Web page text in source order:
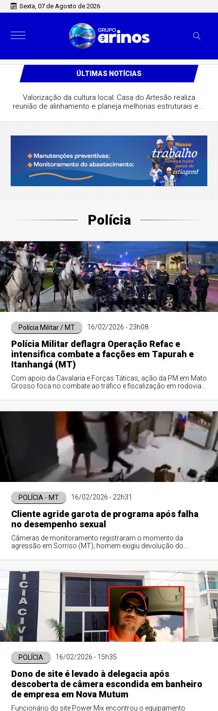
Sexta, 07 de Agosto de 2026
ÚLTIMAS NOTÍCIAS
Valorização da cultura local: Casa do Artesão realiza
reunião de alinhamento e planeja melhorias estruturais em
Polícia
Polícia Militar / MT 16/02/2026 - 23h08
Polícia Militar deflagra Operação Refac e
intensifica combate a facções em Tapurah e
Itanhangá (MT)
Com apoio da Cavalaria e Forças Táticas, ação da PM em Mato
Grosso foca no combate ao tráfico e fiscalização em rodovias
POLÍCIA - MT 16/02/2026 - 22h31
Cliente agride garota de programa após falha
no desempenho sexual
Câmeras de monitoramento registraram o momento da
agressão em Sorriso (MT); homem exigiu devolução do
POLÍCIA 16/02/2026 - 15h35
Dono de site é levado à delegacia após
descoberta de câmera escondida em banheiro
de empresa em Nova Mutum
Funcionário do site Power Mix encontrou o equipamento